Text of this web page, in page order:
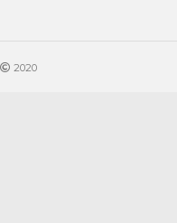
2020